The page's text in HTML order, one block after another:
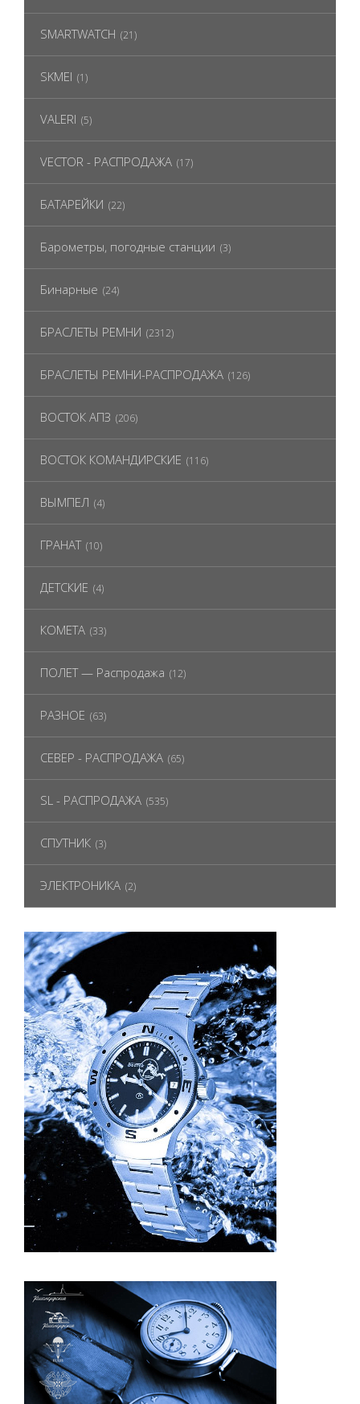
SMARTWATCH (21)
SKMEI (1)
VALERI (5)
VECTOR - РАСПРОДАЖА (17)
БАТАРЕЙКИ (22)
Барометры, погодные станции (3)
Бинарные (24)
БРАСЛЕТЫ РЕМНИ (2312)
БРАСЛЕТЫ РЕМНИ-РАСПРОДАЖА (126)
ВОСТОК АПЗ (206)
ВОСТОК КОМАНДИРСКИЕ (116)
ВЫМПЕЛ (4)
ГРАНАТ (10)
ДЕТСКИЕ (4)
КОМЕТА (33)
ПОЛЕТ — Распродажа (12)
РАЗНОЕ (63)
СЕВЕР - РАСПРОДАЖА (65)
SL - РАСПРОДАЖА (535)
СПУТНИК (3)
ЭЛЕКТРОНИКА (2)